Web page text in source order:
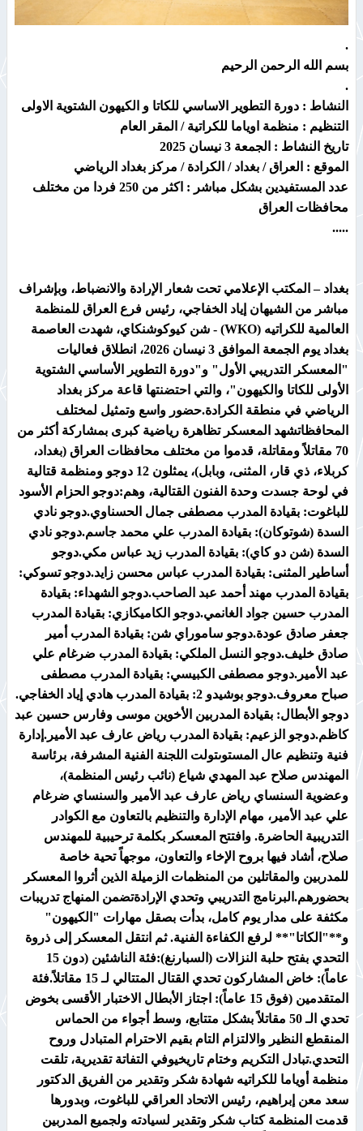
.
بسم الله الرحمن الرحيم
.
النشاط : دورة التطوير الاساسي للكاتا و الكيهون الشتوية الاولى
التنظيم : منظمة اوياما للكراتية / المقر العام
تاريخ النشاط : الجمعة 3 نيسان 2025
الموقع : العراق / بغداد / الكرادة / مركز بغداد الرياضي
عدد المستفيدين بشكل مباشر : اكثر من 250 فردا من مختلف
محافظات العراق
.....
بغداد – المكتب الإعلامي ​تحت شعار الإرادة والانضباط، وبإشراف
مباشر من الشيهان إياد الخفاجي، رئيس فرع العراق للمنظمة
العالمية للكراتيه (WKO) - شن كيوكوشنكاي، شهدت العاصمة
بغداد يوم الجمعة الموافق 3 نيسان 2026، انطلاق فعاليات
"المعسكر التدريبي الأول" و"دورة التطوير الأساسي الشتوية
الأولى للكاتا والكيهون"، والتي احتضنتها قاعة مركز بغداد
الرياضي في منطقة الكرادة.​حضور واسع وتمثيل لمختلف
المحافظاتشهد المعسكر تظاهرة رياضية كبرى بمشاركة أكثر من
70 مقاتلاً ومقاتلة، قدموا من مختلف محافظات العراق (بغداد،
كربلاء، ذي قار، المثنى، وبابل)، يمثلون 12 دوجو ومنظمة قتالية
في لوحة جسدت وحدة الفنون القتالية، وهم:​دوجو الحزام الأسود
للباغوت: بقيادة المدرب مصطفى جمال الحسناوي.​دوجو نادي
السدة (شوتوكان): بقيادة المدرب علي محمد جاسم.​دوجو نادي
السدة (شن دو كاي): بقيادة المدرب زيد عباس مكي.​دوجو
أساطير المثنى: بقيادة المدرب عباس محسن زايد.​دوجو تسوكي:
بقيادة المدرب مهند أحمد عبد الصاحب.​دوجو الشهداء: بقيادة
المدرب حسين جواد الغانمي.​دوجو الكاميكازي: بقيادة المدرب
جعفر صادق عودة.​دوجو ساموراي شن: بقيادة المدرب أمير
صادق خليف.​دوجو النسل الملكي: بقيادة المدرب ضرغام علي
عبد الأمير.​دوجو مصطفى الكبيسي: بقيادة المدرب مصطفى
صباح معروف.​دوجو بوشيدو 2: بقيادة المدرب هادي إياد الخفاجي.​
دوجو الأبطال: بقيادة المدربين الأخوين موسى وفارس حسين عبد
كاظم.​دوجو الزعيم: بقيادة المدرب رياض عارف عبد الأمير.​إدارة
فنية وتنظيم عال المستوىتولت اللجنة الفنية المشرفة، برئاسة
المهندس صلاح عبد المهدي شياع (نائب رئيس المنظمة)،
وعضوية السنساي رياض عارف عبد الأمير والسنساي ضرغام
علي عبد الأمير، مهام الإدارة والتنظيم بالتعاون مع الكوادر
التدريبية الحاضرة. وافتتح المعسكر بكلمة ترحيبية للمهندس
صلاح، أشاد فيها بروح الإخاء والتعاون، موجهاً تحية خاصة
للمدربين والمقاتلين من المنظمات الزميلة الذين أثروا المعسكر
بحضورهم.​البرنامج التدريبي وتحدي الإرادةتضمن المنهاج تدريبات
مكثفة على مدار يوم كامل، بدأت بصقل مهارات "الكيهون"
و**"الكاتا"** لرفع الكفاءة الفنية. ثم انتقل المعسكر إلى ذروة
التحدي بفتح حلبة النزالات (السبارنغ):​فئة الناشئين (دون 15
عاماً): خاض المشاركون تحدي القتال المتتالي لـ 15 مقاتلاً.​فئة
المتقدمين (فوق 15 عاماً): اجتاز الأبطال الاختبار الأقسى بخوض
تحدي الـ 50 مقاتلاً بشكل متتابع، وسط أجواء من الحماس
المنقطع النظير والالتزام التام بقيم الاحترام المتبادل وروح
التحدي.​تبادل التكريم وختام تاريخيوفي التفاتة تقديرية، تلقت
منظمة أوياما للكراتيه شهادة شكر وتقدير من الفريق الدكتور
سعد معن إبراهيم، رئيس الاتحاد العراقي للباغوت، وبدورها
قدمت المنظمة كتاب شكر وتقدير لسيادته ولجميع المدربين